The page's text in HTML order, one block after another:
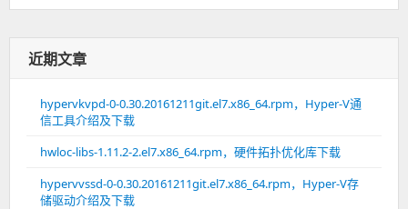
近期文章
hypervkvpd-0-0.30.20161211git.el7.x86_64.rpm，Hyper-V通
信工具介绍及下载
hwloc-libs-1.11.2-2.el7.x86_64.rpm，硬件拓扑优化库下载
hypervvssd-0-0.30.20161211git.el7.x86_64.rpm，Hyper-V存
储驱动介绍及下载